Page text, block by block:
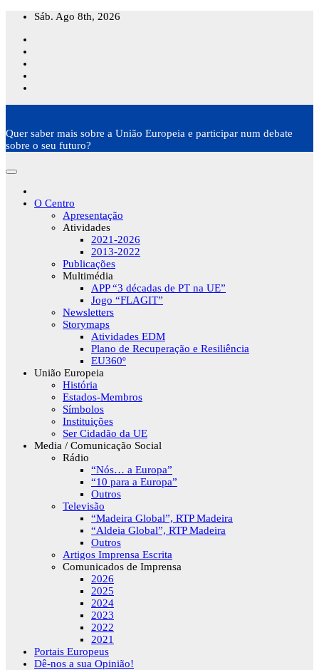
Skip
content
Sáb. Ago 8th, 2026
Quer saber mais sobre a União Europeia e participar num debate
sobre o seu futuro?
O Centro
Apresentação
Atividades
2021-2026
2013-2022
Publicações
Multimédia
APP “3 décadas de PT na UE”
Jogo “FLAGIT”
Newsletters
Storymaps
Atividades EDM
Plano de Recuperação e Resiliência
EU360º
União Europeia
História
Estados-Membros
Símbolos
Instituições
Ser Cidadão da UE
Media / Comunicação Social
Rádio
“Nós… a Europa”
“10 para a Europa”
Outros
Televisão
“Madeira Global”, RTP Madeira
“Aldeia Global”, RTP Madeira
Outros
Artigos Imprensa Escrita
Comunicados de Imprensa
2026
2025
2024
2023
2022
2021
Portais Europeus
Dê-nos a sua Opinião!